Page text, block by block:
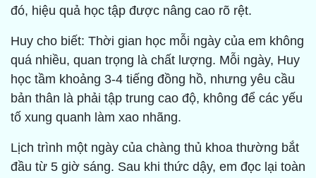
đó, hiệu quả học tập được nâng cao rõ rệt.
Huy cho biết: Thời gian học mỗi ngày của em không
quá nhiều, quan trọng là chất lượng. Mỗi ngày, Huy
học tầm khoảng 3-4 tiếng đồng hồ, nhưng yêu cầu
bản thân là phải tập trung cao độ, không để các yếu
tố xung quanh làm xao nhãng.
Lịch trình một ngày của chàng thủ khoa thường bắt
đầu từ 5 giờ sáng. Sau khi thức dậy, em đọc lại toàn